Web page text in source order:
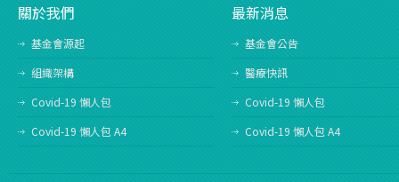
關於我們
基金會源起
組織架構
Covid-19 懶人包
Covid-19 懶人包 A4
最新消息
基金會公告
醫療快訊
Covid-19 懶人包
Covid-19 懶人包 A4